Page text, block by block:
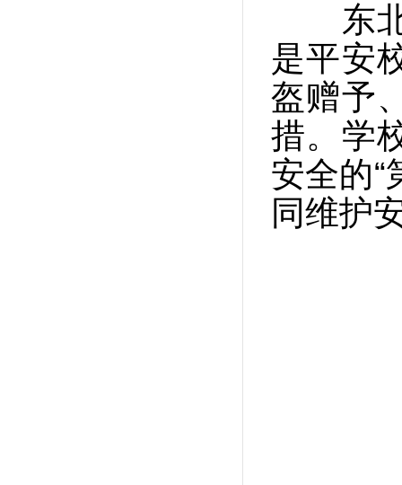
东北
是平安
盔赠予
措。学
安全的“
同维护